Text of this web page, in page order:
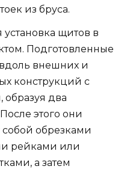
из бруса.
щитов в
Подготовленные
внешних и
конструкций с
образуя два
этого они
обрезками
рейками или
а затем